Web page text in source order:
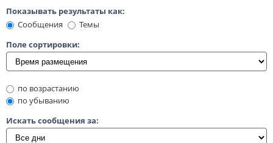
Показывать результаты как:
Сообщения
Темы
Поле сортировки:
по возрастанию
по убыванию
Искать сообщения за: